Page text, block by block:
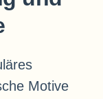
Motive